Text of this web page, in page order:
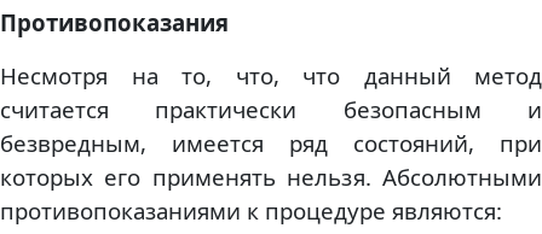
Противопоказания
Несмотря на то, что, что данный метод
считается практически безопасным и
безвредным, имеется ряд состояний, при
которых его применять нельзя. Абсолютными
противопоказаниями к процедуре являются: